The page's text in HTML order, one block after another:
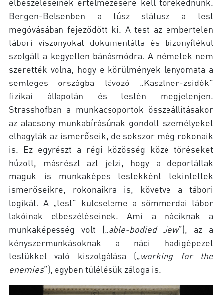
elbeszéléseinek értelmezésére kell törekednünk.
Bergen-Belsenben a túsz státusz a test
megóvásában fejeződött ki. A test az embertelen
tábori viszonyokat dokumentálta és bizonyítékul
szolgált a kegyetlen bánásmódra. A németek nem
szerették volna, hogy e körülmények lenyomata a
semleges országba távozó „Kasztner-zsidók”
fizikai állapotán és testén megjelenjen.
Strasshofban a munkacsoportok összeállításakor
az alacsony munkabírásúnak gondolt személyeket
elhagyták az ismerőseik, de sokszor még rokonaik
is. Ez egyrészt a régi közösség közé töréseket
húzott, másrészt azt jelzi, hogy a deportáltak
maguk is munkaképes testekként tekintettek
ismerőseikre, rokonaikra is, követve a tábori
logikát. A „test” kulcseleme a sömmerdai tábor
lakóinak elbeszéléseinek. Ami a náciknak a
munkaképesség volt („able-bodied Jew”), az a
kényszermunkásoknak a náci hadigépezet
testükkel való kiszolgálása („working for the
enemies”), egyben túlélésük záloga is.